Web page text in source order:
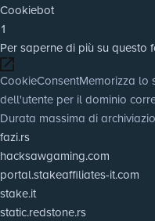
Cookiebot
1
Per saperne di più su questo
CookieConsentMemorizza lo
dell'utente per il dominio
Durata massima di
fazi.rs
hacksawgaming.com
portal.stakeaffiliates-it.com
stake.it
static.redstone.rs